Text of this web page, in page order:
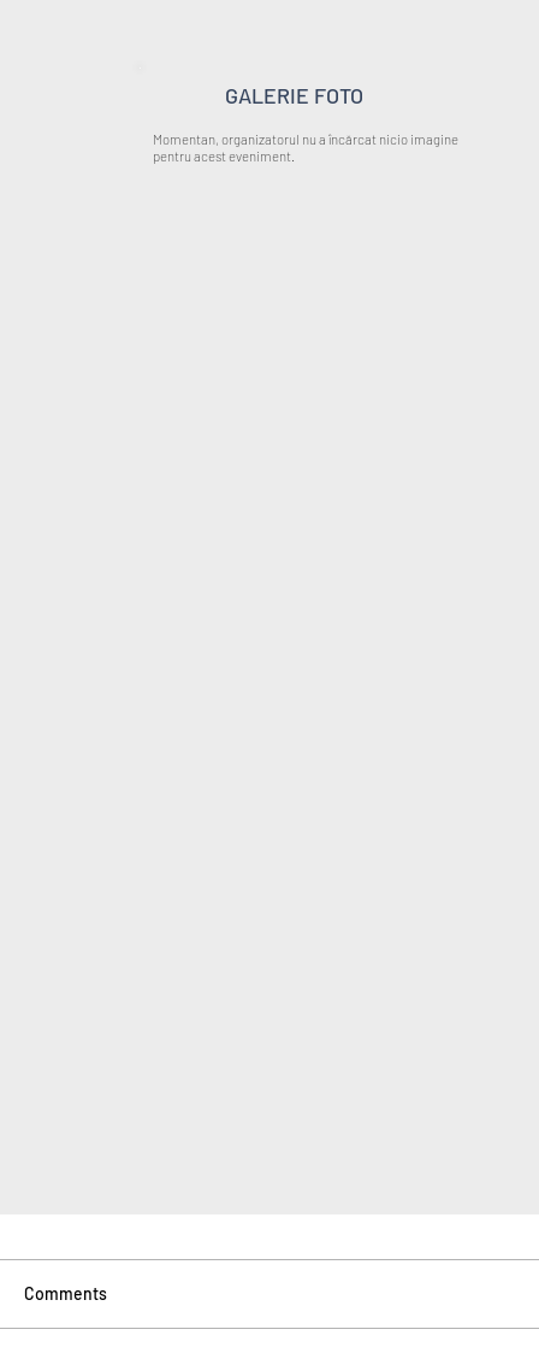
GALERIE FOTO
Momentan, organizatorul nu a încărcat nicio imagine
pentru acest eveniment.
Comments